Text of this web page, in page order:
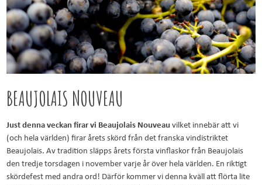
BEAUJOLAIS NOUVEAU
Just denna veckan firar vi Beaujolais Nouveauvilket innebär att vi
(och hela världen) firar årets skörd från det franska vindistriktet
Beaujolais. Av tradition släpps årets första vinflaskor från Beaujolais
den tredje torsdagen i november varje år över hela världen. En riktigt
skördefest med andra ord! Därför kommer vi denna kväll att flörta lite